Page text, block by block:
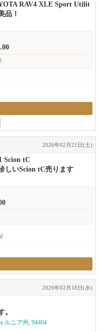
RAV4 XLE Sport Utilit
品！
2026年02月21日(土)
Scion tC
しいScion tC売ります
2026年02月18日(水)
。
ルニア州, 94404